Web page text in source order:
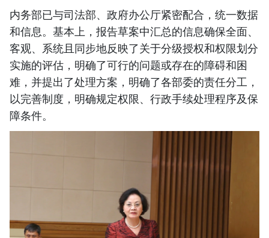
内务部已与司法部、政府办公厅紧密配合，统一数据
和信息。基本上，报告草案中汇总的信息确保全面、
客观、系统且同步地反映了关于分级授权和权限划分
实施的评估，明确了可行的问题或存在的障碍和困
难，并提出了处理方案，明确了各部委的责任分工，
以完善制度，明确规定权限、行政手续处理程序及保
障条件。